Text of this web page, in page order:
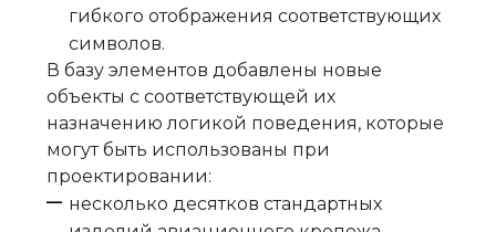
гибкого отображения соответствующих
символов.
В базу элементов добавлены новые
объекты с соответствующей их
назначению логикой поведения, которые
могут быть использованы при
проектировании:
несколько десятков стандартных